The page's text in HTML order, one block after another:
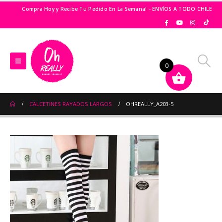
Compra Hoy y Recibe Tu Pedido En La Semana! - ENVÍOS A TODO CHILE
CALCETINES RAYADOS LARGOS OHREALLY_A203-5
0